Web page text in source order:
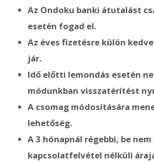
Az Ondoku banki átutalást
esetén fogad el.
Az éves fizetésre külön
jár.
Idő előtti lemondás esetén
módunkban visszatérítést
A csomag módosítására
lehetőség.
A 3 hónapnál régebbi, be
kapcsolatfelvétel nélküli